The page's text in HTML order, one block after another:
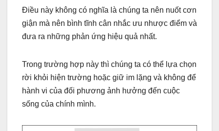
Điều này không có nghĩa là chúng ta nên nuốt cơn
giận mà nên bình tĩnh cân nhắc ưu nhược điểm và
đưa ra những phản ứng hiệu quả nhất.
Trong trường hợp này thì chúng ta có thể lựa chọn
rời khỏi hiện trường hoặc giữ im lặng và không để
hành vi của đối phương ảnh hưởng đến cuộc
sống của chính mình.